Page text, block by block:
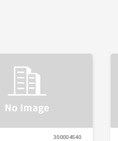
300004540